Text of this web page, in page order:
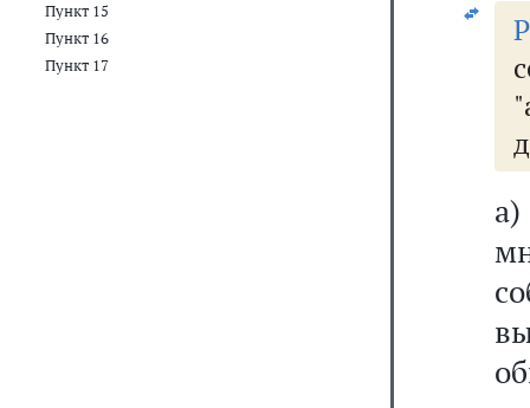
Пункт 15
Пункт 16
Пункт 17